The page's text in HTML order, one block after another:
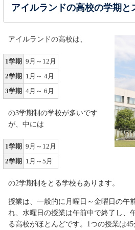
アイルランドの高校の学期と
アイルランドの高校は、
1学期 9月～12月
2学期 1月～ 4月
3学期 4月～ 6月
の3学期制の学校が多いです
が、中には
1学期 9月～12月
2学期 1月～5月
の2学期制をとる学校もあります。
授業は、一般的に月曜日～金曜日の午
れ、水曜日の授業は午前中で終了し、
る高校がほとんどです。1つの授業は